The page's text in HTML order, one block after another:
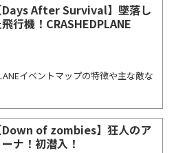
Days After Survival】墜落し
行機！CRASHEDPLANE
イベントマップの特徴や主な敵な
Down of zombies】狂人のア
ーナ！初潜入！